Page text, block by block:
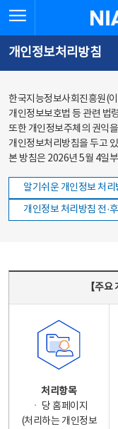
바로가기
바로가기
한국
개인정보처리방침
한국지능정보사회진흥원(
개인정보보호법 등 관련 법
또한 개인정보주체의 권익
개인정보처리방침을 두고
본 방침은 2026년 5월 4일
알기쉬운 개인정보 처리
개인정보 처리방침 전·
【주요
처리항목
ㆍ 당 홈페이지
(처리하는 개인정보